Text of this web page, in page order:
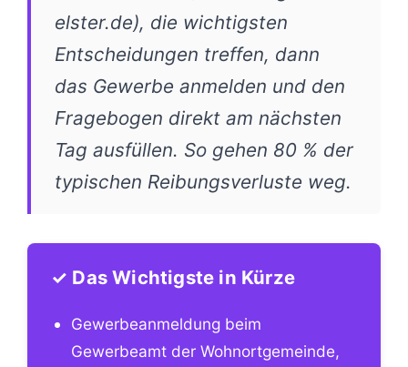
elster.de), die wichtigsten
Entscheidungen treffen, dann
das Gewerbe anmelden und den
Fragebogen direkt am nächsten
Tag ausfüllen. So gehen 80 % der
typischen Reibungsverluste weg.
✓ Das Wichtigste in Kürze
Gewerbeanmeldung beim
Gewerbeamt der Wohnortgemeinde,